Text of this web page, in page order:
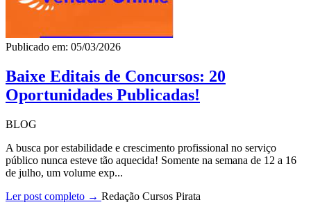
Publicado em: 05/03/2026
Baixe Editais de Concursos: 20
Oportunidades Publicadas!
BLOG
A busca por estabilidade e crescimento profissional no serviço
público nunca esteve tão aquecida! Somente na semana de 12 a 16
de julho, um volume exp...
Ler post completo → Redação Cursos Pirata